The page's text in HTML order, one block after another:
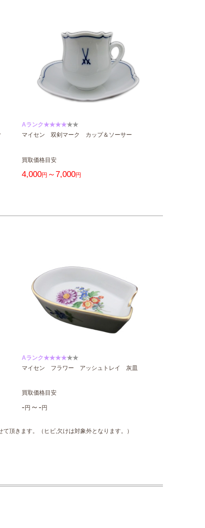
Aランク★★★★★★
マイセン 双剣マーク カップ＆ソーサー
買取価格目安
4,000円 ～7,000円
Aランク★★★★★★
マイセン フラワー アッシュトレイ 灰皿
買取価格目安
- 円 ～- 円
頂きます。（ヒビ,欠けは対象外となります。）